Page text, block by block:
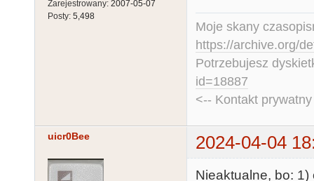
Zarejestrowany: 2007-05-07
Posty: 5,498
Moje skany
https://archive.org/
Potrzebujesz
id=18887
<-- Kontakt
uicr0Bee 2024-04-04
Nieaktualne, bo: